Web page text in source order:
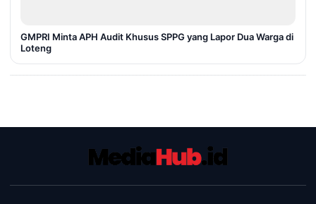
GMPRI Minta APH Audit Khusus SPPG yang Lapor Dua Warga di
Loteng